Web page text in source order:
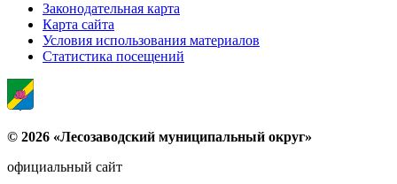
Законодательная карта
Карта сайта
Условия использования материалов
Статистика посещений
© 2026 «Лесозаводский муниципальный округ»
официальный сайт